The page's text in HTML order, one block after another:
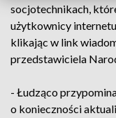
socjotechnikach,
użytkownicy internetu
klikając w link
przedstawiciela
- Łudząco
o konieczności